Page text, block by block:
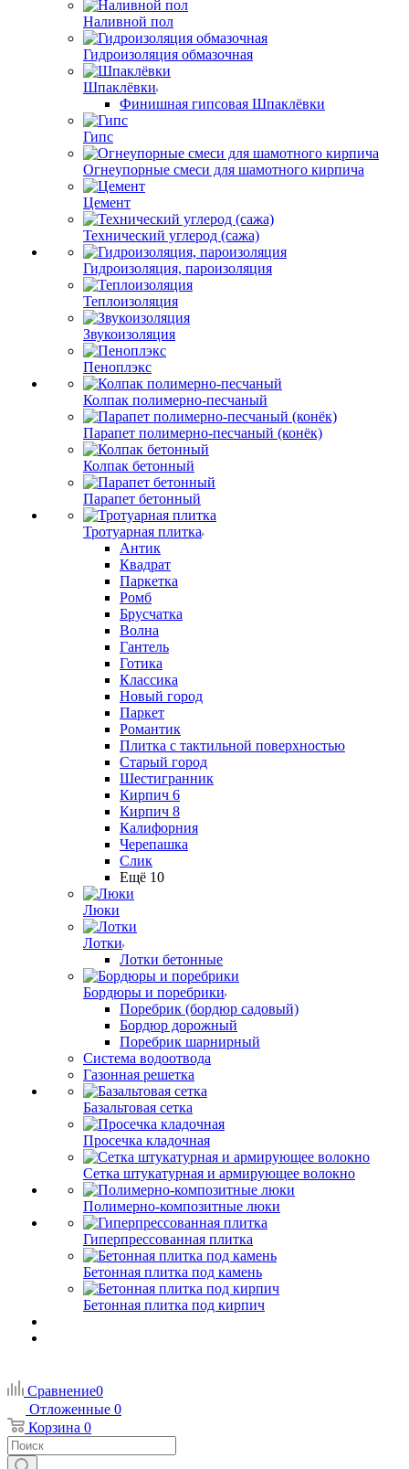
Наливной пол
Гидроизоляция обмазочная
Шпаклёвки
Финишная гипсовая Шпаклёвки
Гипс
Огнеупорные смеси для шамотного кирпича
Цемент
Технический углерод (сажа)
Гидроизоляция, пароизоляция
Теплоизоляция
Звукоизоляция
Пеноплэкс
Колпак полимерно-песчаный
Парапет полимерно-песчаный (конёк)
Колпак бетонный
Парапет бетонный
Тротуарная плитка
Антик
Квадрат
Паркетка
Ромб
Брусчатка
Волна
Гантель
Готика
Классика
Новый город
Паркет
Романтик
Плитка с тактильной поверхностью
Старый город
Шестигранник
Кирпич 6
Кирпич 8
Калифорния
Черепашка
Слик
Ещё 10
Люки
Лотки
Лотки бетонные
Бордюры и поребрики
Поребрик (бордюр садовый)
Бордюр дорожный
Поребрик шарнирный
Система водоотвода
Газонная решетка
Базальтовая сетка
Просечка кладочная
Сетка штукатурная и армирующее волокно
Полимерно-композитные люки
Гиперпрессованная плитка
Бетонная плитка под камень
Бетонная плитка под кирпич
Сравнение0
Отложенные 0
Корзина 0